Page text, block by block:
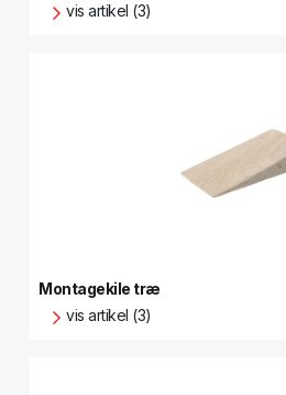
vis artikel (3)
Montagekile træ
vis artikel (3)